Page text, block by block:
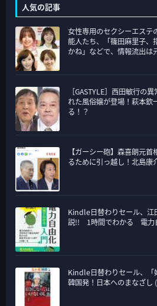
ゴ
リ
ー
人気の記事
女性専用のセクシーエステ
能人たち、「篠田麻里子、
かね」などで、情報流出は
［GASTYLE］西田敏行の
れた風俗嬢が登場！萩本欽
る！？
【ガーシー砲】森喜朗元
るために引っ越し！北島康
Kindle日替わりセール、江
説!! 1時間でわかる 電力
Kindle日替わりセール、「
韓国発！日本へのまなざし